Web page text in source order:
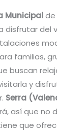
Municipalde
del
familias,
buscan
y
Serra
así que no
que